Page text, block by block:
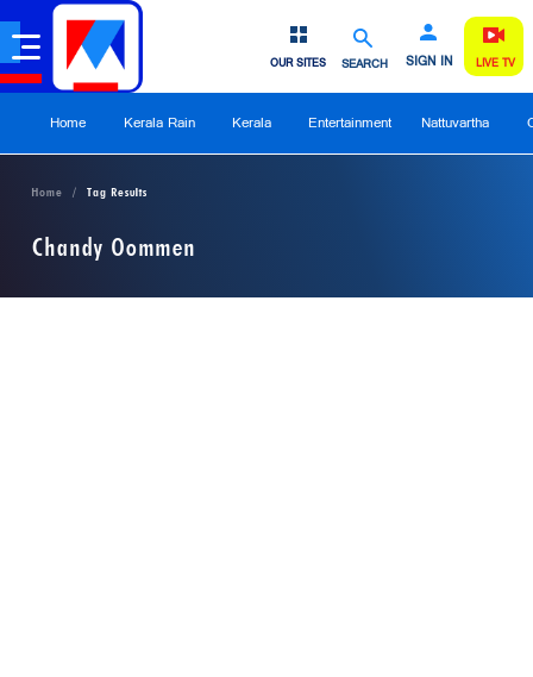
SEARCH SIGN IN
OUR SITES LIVE TV
Home Kerala Rain Kerala Entertainment Nattuvartha
Home Tag Results
Chandy Oommen